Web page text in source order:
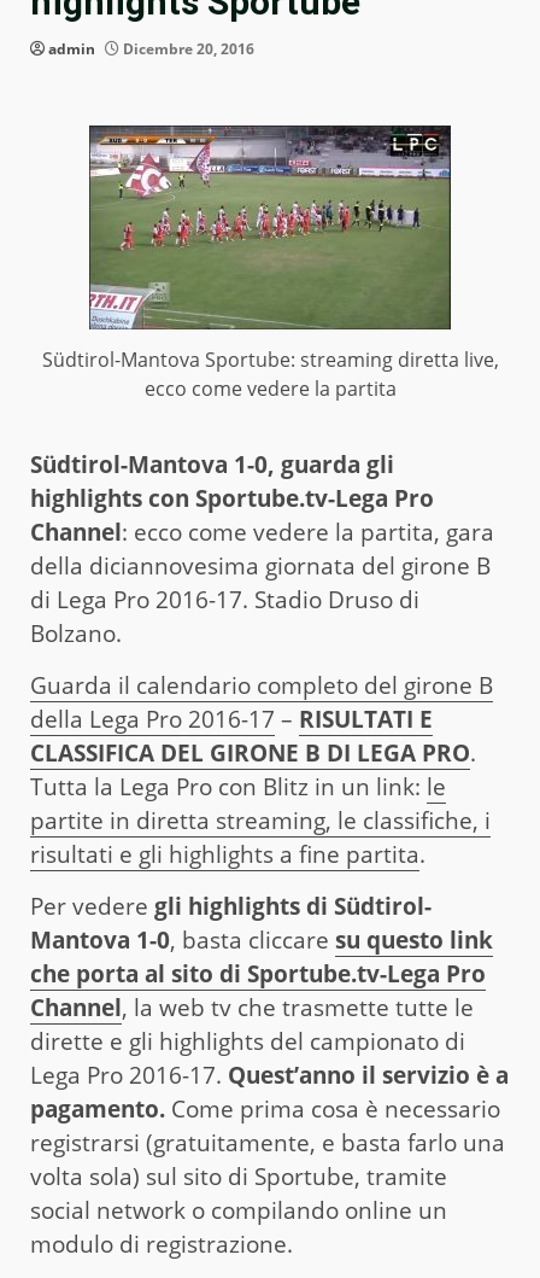
admin Dicembre 20, 2016
Südtirol-Mantova Sportube: streaming diretta live,
ecco come vedere la partita
Südtirol-Mantova 1-0, guarda gli
highlights con Sportube.tv-Lega Pro
Channel: ecco come vedere la partita, gara
della diciannovesima giornata del girone B
di Lega Pro 2016-17. Stadio Druso di
Bolzano.
Guarda il calendario completo del girone B
della Lega Pro 2016-17 – RISULTATI E
CLASSIFICA DEL GIRONE B DI LEGA PRO.
Tutta la Lega Pro con Blitz in un link: le
partite in diretta streaming, le classifiche, i
risultati e gli highlights a fine partita.
Per vedere gli highlights di Südtirol-
Mantova 1-0, basta cliccare su questo link
che porta al sito di Sportube.tv-Lega Pro
Channel, la web tv che trasmette tutte le
dirette e gli highlights del campionato di
Lega Pro 2016-17. Quest’anno il servizio è a
pagamento. Come prima cosa è necessario
registrarsi (gratuitamente, e basta farlo una
volta sola) sul sito di Sportube, tramite
social network o compilando online un
modulo di registrazione.